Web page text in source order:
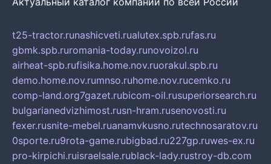
t25-tractor.runashicveti.rualutex.spb.rufas.ru
gbmk.spb.ruromania-today.runovoizol.ru
airheat-spb.rufisika.home.nov.ruorakul.spb.ru
demo.home.nov.rumnso.ruhome.nov.rucemko.ru
comp-land.org7gazet.rubicom-oil.rusuperiorsearch.ru
bulgarianedvizhimost.rusn-hram.rusenovosti.ru
fexer.rusnite-mebel.ruanamvkusno.rutechnosaratov.ru
0sporte.ru9rota-game.rubigbad.ru227gp.ruwes-ex.ru
pro-kirpichi.ruisraelsale.rublack-lady.rustroy-db.com